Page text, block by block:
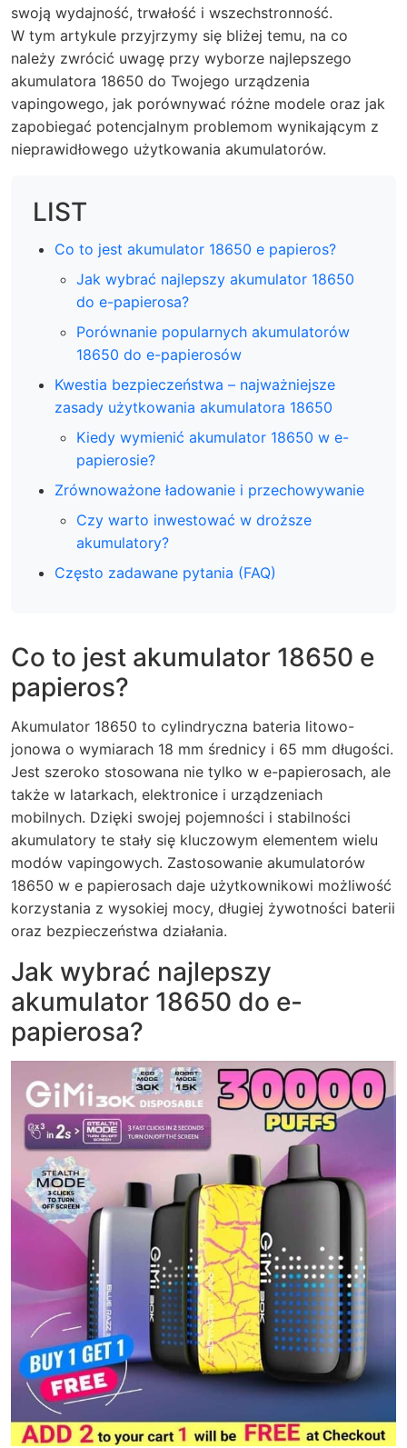
swoją wydajność, trwałość i wszechstronność.
W tym artykule przyjrzymy się bliżej temu, na co
należy zwrócić uwagę przy wyborze najlepszego
akumulatora 18650 do Twojego urządzenia
vapingowego, jak porównywać różne modele oraz jak
zapobiegać potencjalnym problemom wynikającym z
nieprawidłowego użytkowania akumulatorów.
LIST
Co to jest akumulator 18650 e papieros?
Jak wybrać najlepszy akumulator 18650
do e-papierosa?
Porównanie popularnych akumulatorów
18650 do e-papierosów
Kwestia bezpieczeństwa – najważniejsze
zasady użytkowania akumulatora 18650
Kiedy wymienić akumulator 18650 w e-
papierosie?
Zrównoważone ładowanie i przechowywanie
Czy warto inwestować w droższe
akumulatory?
Często zadawane pytania (FAQ)
Co to jest akumulator 18650 e
papieros?
Akumulator 18650 to cylindryczna bateria litowo-
jonowa o wymiarach 18 mm średnicy i 65 mm długości.
Jest szeroko stosowana nie tylko w e-papierosach, ale
także w latarkach, elektronice i urządzeniach
mobilnych. Dzięki swojej pojemności i stabilności
akumulatory te stały się kluczowym elementem wielu
modów vapingowych. Zastosowanie akumulatorów
18650 w e papierosach daje użytkownikowi możliwość
korzystania z wysokiej mocy, długiej żywotności baterii
oraz bezpieczeństwa działania.
Jak wybrać najlepszy
akumulator 18650 do e-
papierosa?